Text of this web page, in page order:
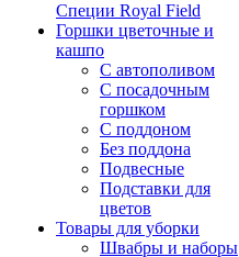
Специи Royal Field
Горшки цветочные и
кашпо
С автополивом
С посадочным
горшком
С поддоном
Без поддона
Подвесные
Подставки для
цветов
Товары для уборки
Швабры и наборы